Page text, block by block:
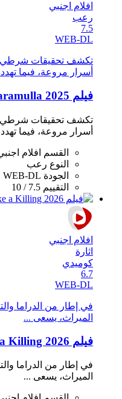
افلام اجنبي
رعب
7.5
WEB-DL
تكشف تحقيقات شرطي
أسرار مروعة، فيما
فيلم Baramulla 2025 مترجم HD
تكشف تحقيقات شرطي
أسرار مروعة، فيما
القسم
افلام
النوع رعب
الجودة WEB-DL
التقييم 7.5 / 10
افلام اجنبي
اثارة
كوميدي
6.7
WEB-DL
في إطار من الدراما
الميراث، يسعى ...
فيلم How to Make a Killing 2026 مترجم HD
في إطار من الدراما
الميراث، يسعى ...